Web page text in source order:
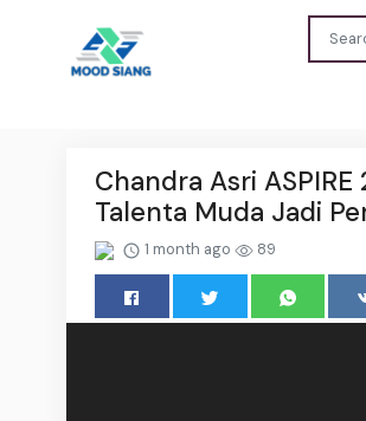
Chandra Asri
Talenta Muda Jadi
1 month ago 89